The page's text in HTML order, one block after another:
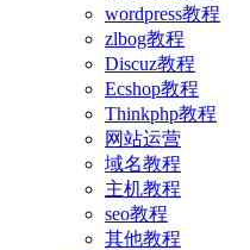
wordpress教程
zlbog教程
Discuz教程
Ecshop教程
Thinkphp教程
网站运营
域名教程
主机教程
seo教程
其他教程